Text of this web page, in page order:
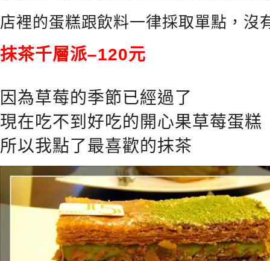
店裡的蛋糕跟飲料一律採取單點，沒
抹茶千層派–120元
因為草莓的季節已經過了
現在吃不到好吃的開心果草莓蛋糕
所以我點了最喜歡的抹茶